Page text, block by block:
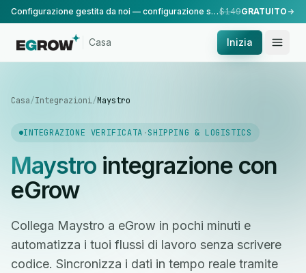
Configurazione gestita da noi — configurazione standard, eseguita dal nostro team.$149GRATUITO
Casa Inizia
Casa/Integrazioni/Maystro
INTEGRAZIONE VERIFICATA ·SHIPPING & LOGISTICS
Maystrointegrazione con
eGrow
Collega Maystro a eGrow in pochi minuti e
automatizza i tuoi flussi di lavoro senza scrivere
codice. Sincronizza i dati in tempo reale tramite